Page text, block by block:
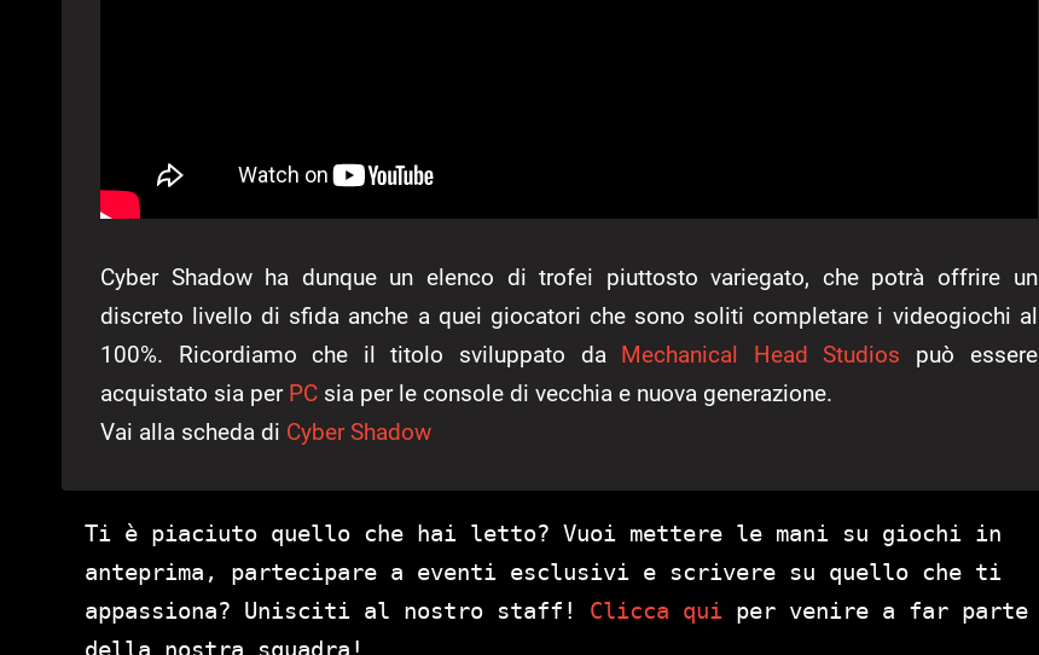
Cyber Shadow ha dunque un elenco di trofei piuttosto variegato, che potrà offrire un
discreto livello di sfida anche a quei giocatori che sono soliti completare i videogiochi al
100%. Ricordiamo che il titolo sviluppato da Mechanical Head Studios può essere
acquistato sia per PC sia per le console di vecchia e nuova generazione.
Vai alla scheda di Cyber Shadow
Ti è piaciuto quello che hai letto? Vuoi mettere le mani su giochi in
anteprima, partecipare a eventi esclusivi e scrivere su quello che ti
appassiona? Unisciti al nostro staff! Clicca qui per venire a far parte
della nostra squadra!